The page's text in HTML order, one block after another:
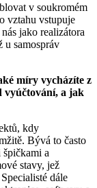
v soukromém
vztahu vstupuje
jako realizátora
u samospráv
míry vycházíte z
vyúčtování, a jak
kdy
Bývá to často
špičkami a
stavy, jež
dále